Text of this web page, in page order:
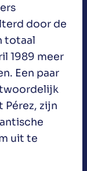
door de
totaal
1989 meer
Een paar
zijn
uit te